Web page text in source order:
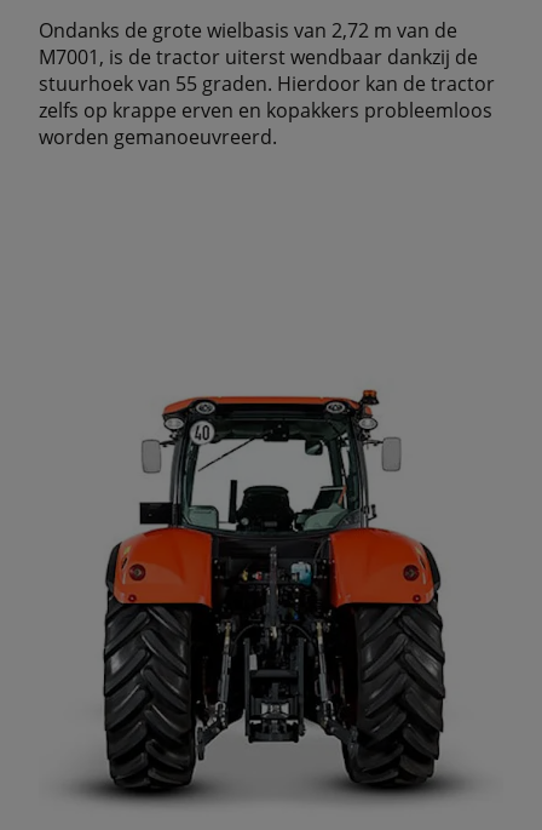
Ondanks de grote wielbasis van 2,72 m van de
M7001, is de tractor uiterst wendbaar dankzij de
stuurhoek van 55 graden. Hierdoor kan de tractor
zelfs op krappe erven en kopakkers probleemloos
worden gemanoeuvreerd.